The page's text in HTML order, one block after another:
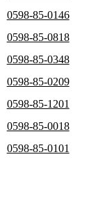
0598-85-0146
0598-85-0818
0598-85-0348
0598-85-0209
0598-85-1201
0598-85-0018
0598-85-0101